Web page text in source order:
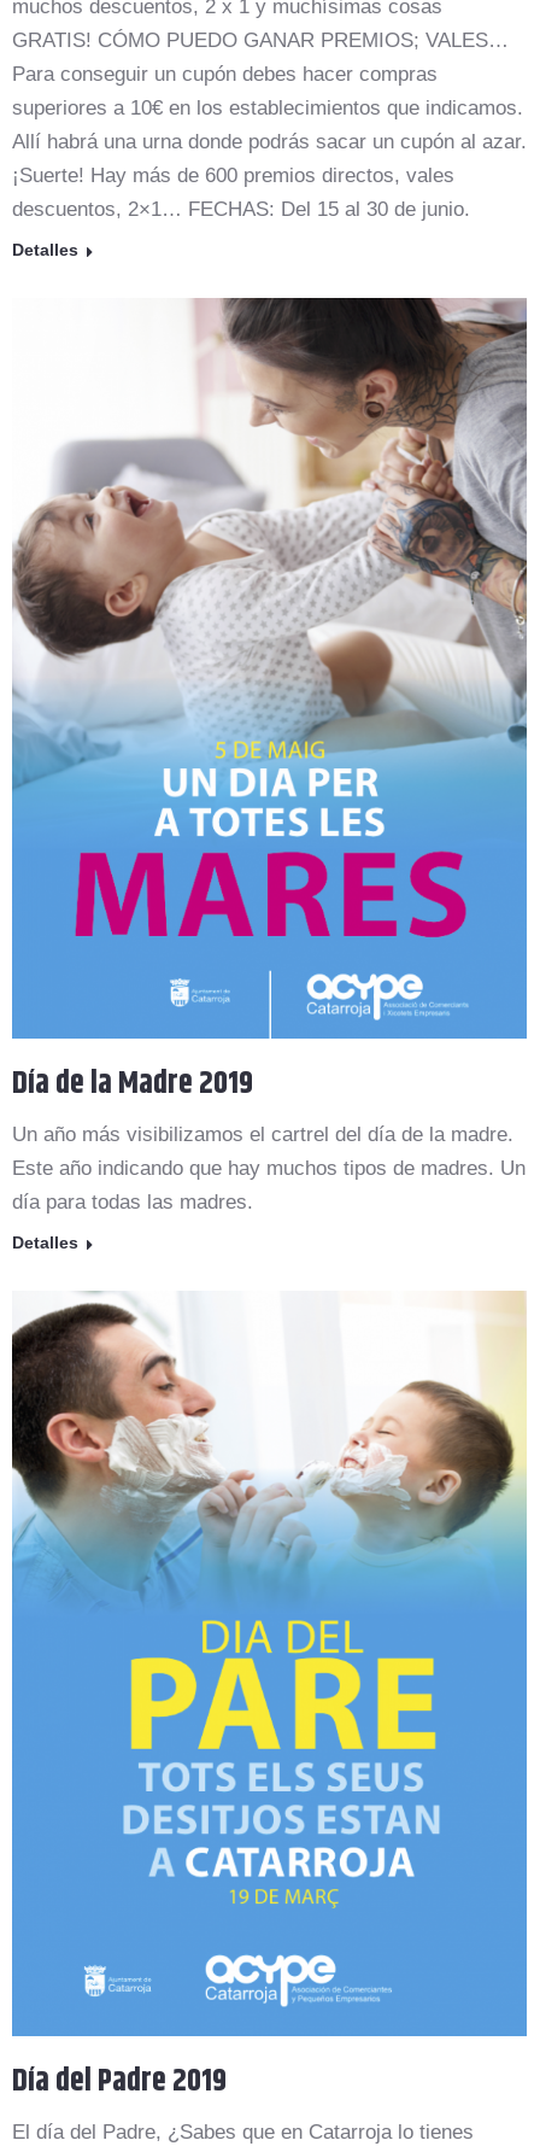
muchos descuentos, 2 x 1 y muchísimas cosas
GRATIS! CÓMO PUEDO GANAR PREMIOS; VALES…
Para conseguir un cupón debes hacer compras
superiores a 10€ en los establecimientos que indicamos.
Allí habrá una urna donde podrás sacar un cupón al azar.
¡Suerte! Hay más de 600 premios directos, vales
descuentos, 2×1… FECHAS: Del 15 al 30 de junio.
Detalles
Día de la Madre 2019
Un año más visibilizamos el cartrel del día de la madre.
Este año indicando que hay muchos tipos de madres. Un
día para todas las madres.
Detalles
Día del Padre 2019
El día del Padre, ¿Sabes que en Catarroja lo tienes